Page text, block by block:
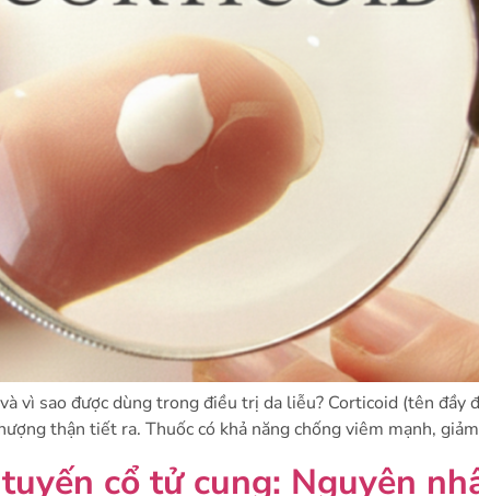
vì sao được dùng trong điều trị da liễu? Corticoid (tên
thận tiết ra. Thuốc có khả năng chống viêm mạnh,
cổ tử cung: Nguyên